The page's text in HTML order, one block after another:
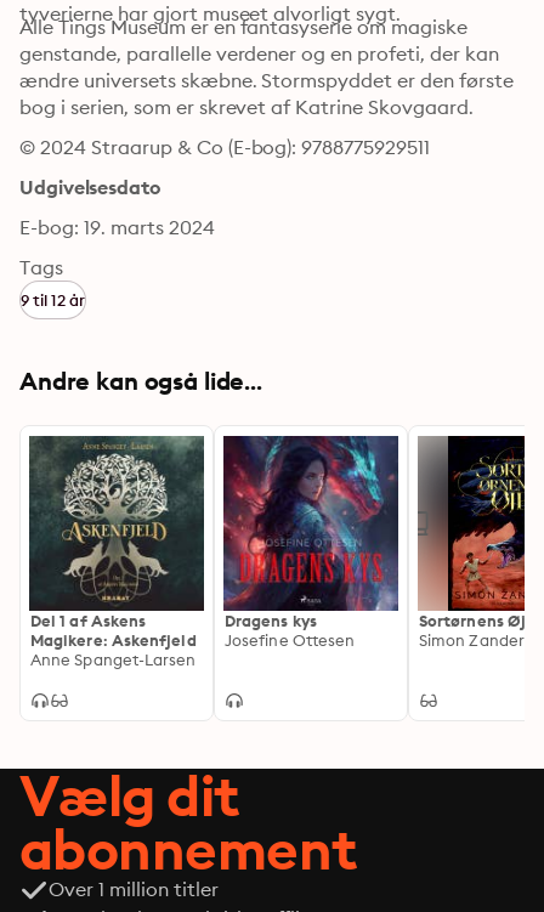
tyverierne har gjort museet alvorligt sygt.
Alle Tings Museum er en fantasyserie om magiske
genstande, parallelle verdener og en profeti, der kan
ændre universets skæbne. Stormspyddet er den første
bog i serien, som er skrevet af Katrine Skovgaard.
© 2024 Straarup & Co (E-bog): 9788775929511
Udgivelsesdato
E-bog: 19. marts 2024
Tags
9 til 12 år
Andre kan også lide...
Del 1 af Askens
Magikere: Askenfjeld
Anne Spanget-Larsen
Dragens kys
Josefine Ottesen
Sortørnens Øje
Simon Zander
Vælg dit
abonnement
Over 1 million titler